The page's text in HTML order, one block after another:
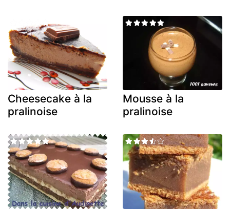
Cheesecake à la
pralinoise
Mousse à la
pralinoise